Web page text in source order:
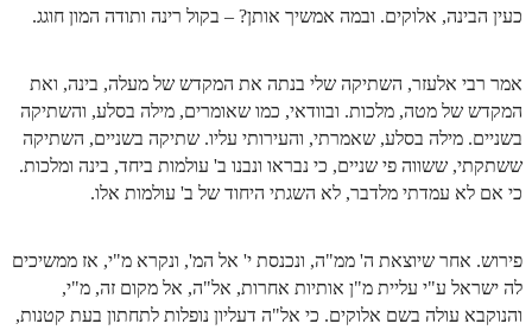
כעין הבינה, אלוקים. ובמה אמשיך אותן? – בקול רינה ותודה המון חוגג.
אמר רבי אלעזר, השתיקה שלי בנתה את המקדש של מעלה, בינה, ואת
המקדש של מטה, מלכות. ובוודאי, כמו שאומרים, מילה בסלע, והשתיקה
בשניים. מילה בסלע, שאמרתי, והעירותי עליו. שתיקה בשניים, השתיקה
ששתקתי, ששווה פי שניים, כי נבראו ונבנו ב' עולמות ביחד, בינה ומלכות.
כי אם לא עמדתי מלדבר, לא השגתי היחוד של ב' עולמות אלו.
פירוש. אחר שיוצאת ה' ממ"ה, ונכנסת י' אל המ', ונקרא מ"י, אז ממשיכים
לה ישראל ע"י עליית מ"ן אותיות אחרות, אל"ה, אל מקום זה, מ"י,
והנוקבא עולה בשם אלוקים. כי אל"ה דעליון נופלות לתחתון בעת קטנות,